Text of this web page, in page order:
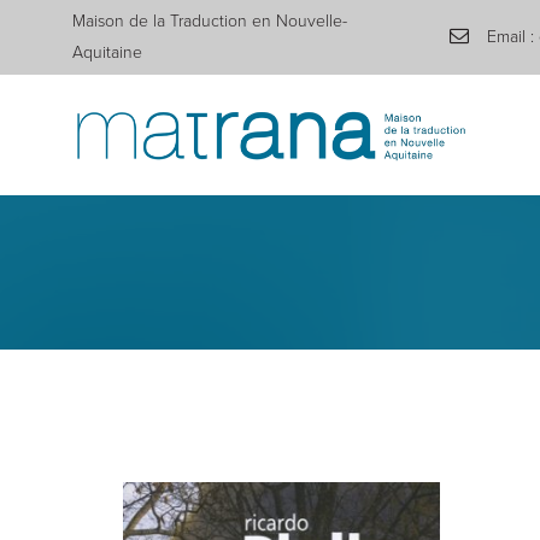
Maison de la Traduction en Nouvelle-
Aquitaine
Email :